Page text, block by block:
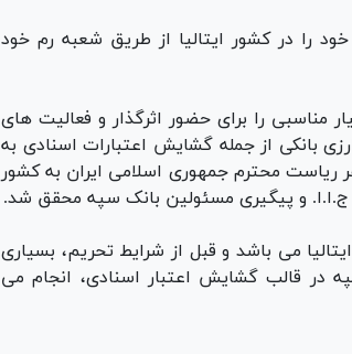
را در کشور ایتالیا از طریق شعبه رم خود
مناسبی را برای حضور اثرگذار و فعالیت های
بانکی از جمله گشایش اعتبارات اسنادی به
محترم جمهوری اسلامی ایران به کشور
ج.ا.ا. و پیگیری مسئولین بانک سپه محقق شد.
می باشد و قبل از شرایط تحریم، بسیاری
در قالب گشایش اعتبار اسنادی، انجام می